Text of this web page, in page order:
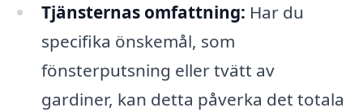
Tjänsternas omfattning: Har du
specifika önskemål, som
fönsterputsning eller tvätt av
gardiner, kan detta påverka det totala